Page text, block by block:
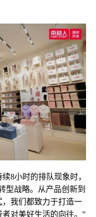
8小时的排队现象时，
型战略。从产品创新到
我们都致力于打造一
对美好生活的向往。”